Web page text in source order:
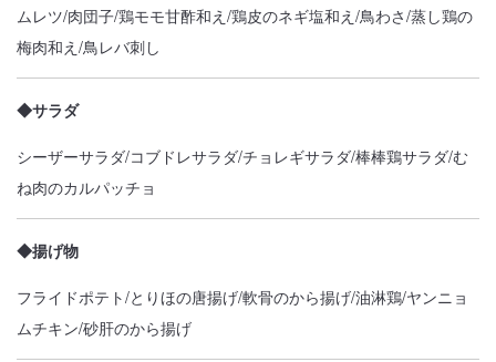
ムレツ/肉団子/鶏モモ甘酢和え/鶏皮のネギ塩和え/鳥わさ/蒸し鶏の
梅肉和え/鳥レバ刺し
◆サラダ
シーザーサラダ/コブドレサラダ/チョレギサラダ/棒棒鶏サラダ/む
ね肉のカルパッチョ
◆揚げ物
フライドポテト/とりほの唐揚げ/軟骨のから揚げ/油淋鶏/ヤンニョ
ムチキン/砂肝のから揚げ